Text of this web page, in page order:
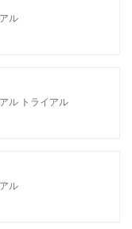
ル
ル トライアル
ル